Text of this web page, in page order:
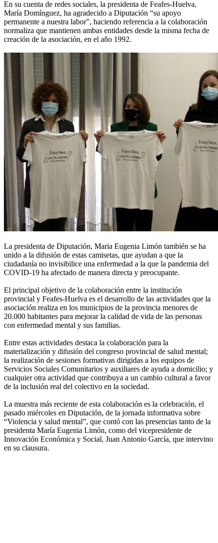
En su cuenta de redes sociales, la presidenta de Feafes-Huelva,
María Domínguez, ha agradecido a Diputación “su apoyo
permanente a nuestra labor”, haciendo referencia a la colaboración
normaliza que mantienen ambas entidades desde la misma fecha de
creación de la asociación, en el año 1992.
La presidenta de Diputación, Maria Eugenia Limón también se ha
unido a la difusión de estas camisetas, que ayudan a que la
ciudadanía no invisibilice una enfermedad a la que la pandemia del
COVID-19 ha afectado de manera directa y preocupante.
El principal objetivo de la colaboración entre la institución
provincial y Feafes-Huelva es el desarrollo de las actividades que la
asociación realiza en los municipios de la provincia menores de
20.000 habitantes para mejorar la calidad de vida de las personas
con enfermedad mental y sus familias.
Entre estas actividades destaca la colaboración para la
materialización y difusión del congreso provincial de salud mental;
la realización de sesiones formativas dirigidas a los equipos de
Servicios Sociales Comunitarios y auxiliares de ayuda a domicilio; y
cualquier otra actividad que contribuya a un cambio cultural a favor
de la inclusión real del colectivo en la sociedad.
La muestra más reciente de esta colaboración es la celebración, el
pasado miércoles en Diputación, de la jornada informativa sobre
“Violencia y salud mental”, que contó con las presencias tanto de la
presidenta María Eugenia Limón, como del vicepresidente de
Innovación Económica y Social, Juan Antonio García, que intervino
en su clausura.